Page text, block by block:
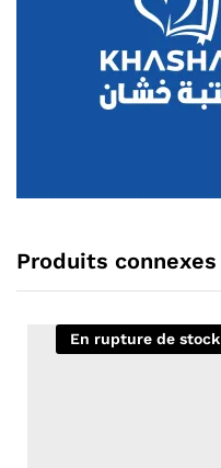
Produits connexes
En rupture de stock